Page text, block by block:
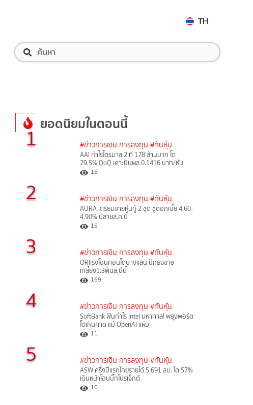
TH
ยอดนิยมในตอนนี้
1 #ข่าวการเงิน การลงทุน #ทันหุ้น
AAI กำไรไตรมาส 2 ที่ 178 ล้านบาท โต
29.5% QoQ เคาะปันผล 0.1416 บาท/หุ้น
15
2 #ข่าวการเงิน การลงทุน #ทันหุ้น
AURA เตรียมขายหุ้นกู้ 2 ชุด ชูดอกเบี้ย 4.60-
4.90% ปลายส.ค.นี้
15
3 #ข่าวการเงิน การลงทุน #ทันหุ้น
ORIเร่งโอนคอนโดบางแสน ปักธงขาย
เกลี้ยง1.3พันล.ปีนี้
169
4 #ข่าวการเงิน การลงทุน #ทันหุ้น
SoftBank ฟันกำไร Intel มหาศาล! พยุงพอร์ต
โตเกินคาด แม้ OpenAI แผ่ว
11
5 #ข่าวการเงิน การลงทุน #ทันหุ้น
ASW ครึ่งปีแรกโกยรายได้ 5,691 ลบ. โต 57%
เดินหน้าโอนบิ๊กโปรเจ็กต์
10